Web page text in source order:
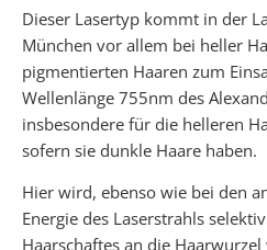
Dieser Lasertyp kommt in der
München vor allem bei heller
pigmentierten Haaren zum
Wellenlänge 755nm des
insbesondere für die helleren
sofern sie dunkle Haare haben.
Hier wird, ebenso wie bei den
Energie des Laserstrahls
Haarschaftes an die